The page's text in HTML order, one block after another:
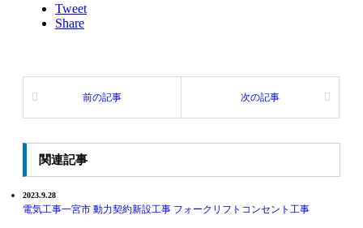
Tweet
Share
前の記事 次の記事
関連記事
2023.9.28
電気工事一宮市 動力契約新設工事 フォークリフトコンセント工事